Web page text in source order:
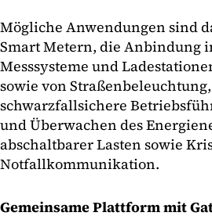
Mögliche Anwendungen sind
Smart Metern, die Anbindung
Messsysteme und
sowie von
schwarzfallsichere
und Überwachen des
abschaltbarer Lasten sowie
Notfallkommunikation.
Gemeinsame Plattform mit